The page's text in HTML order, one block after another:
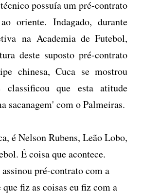
possuía um pré-contrato
oriente. Indagado, durante
na Academia de Futebol,
deste suposto pré-contrato
chinesa, Cuca se mostrou
classificou que esta atitude
sacanagem' com o Palmeiras.
é Nelson Rubens, Leão Lobo,
É coisa que acontece.
pré-contrato com a
fiz as coisas eu fiz com a